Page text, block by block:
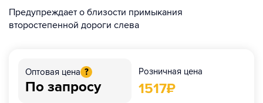
Предупреждает о близости примыкания
второстепенной дороги слева
Оптовая цена ?
По запросу
Розничная цена
1517₽